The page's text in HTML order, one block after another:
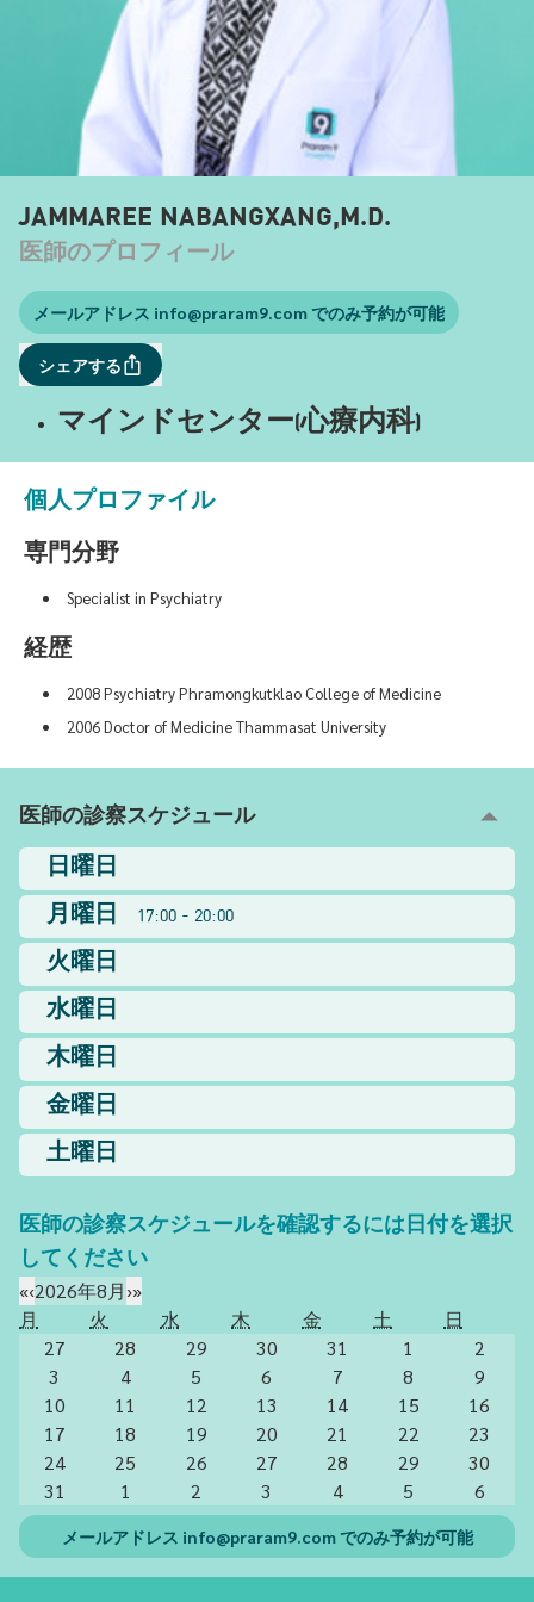
JAMMAREE NABANGXANG,M.D.
医師のプロフィール
メールアドレス info@praram9.comでのみ予約が可能
シェアする
マインドセンター(心療内科)
個人プロファイル
専門分野
Specialist in Psychiatry
経歴
2008 Psychiatry Phramongkutklao College of Medicine
2006 Doctor of Medicine Thammasat University
医師の診察スケジュール
日曜日
月曜日
17:00 - 20:00
火曜日
水曜日
木曜日
金曜日
土曜日
医師の診察スケジュールを確認するには日付を選択
してください
«‹2026年8月›»
月
火 水 木 金 土
日
27
28 29 30 31 1
2
3
4 5 6 7 8
9
10
11 12 13 14 15
16
17
18 19 20 21 22
23
24
25 26 27 28 29
30
31
1 2 3 4 5 6
メールアドレス info@praram9.comでのみ予約が可能